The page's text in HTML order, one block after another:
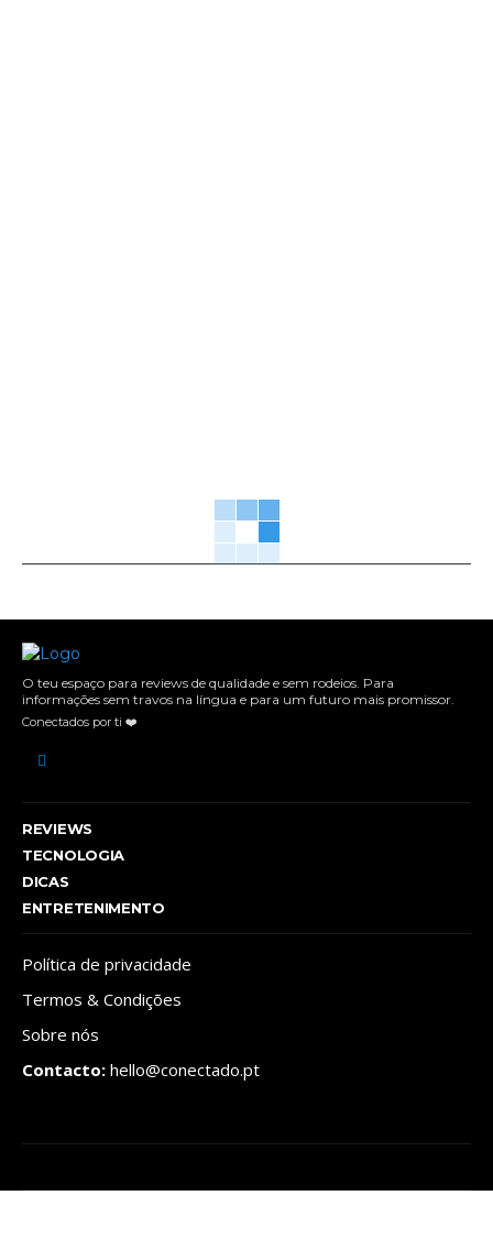
O teu espaço para reviews de qualidade e sem rodeios. Para
informações sem travos na língua e para um futuro mais promissor.
Conectados por ti ❤️
REVIEWS
TECNOLOGIA
DICAS
ENTRETENIMENTO
Política de privacidade
Termos & Condições
Sobre nós
Contacto: hello@conectado.pt